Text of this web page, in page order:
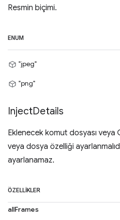
Resmin biçimi.
ENUM
"jpeg"
"png"
InjectDetails
Eklenecek komut dosyası veya
veya dosya özelliği
ayarlanamaz.
ÖZELLIKLER
allFrames